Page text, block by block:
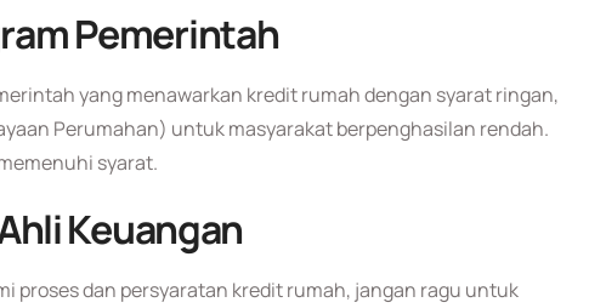
Pemerintah
yang menawarkan kredit rumah dengan syarat ringan,
Perumahan) untuk masyarakat berpenghasilan rendah.
syarat.
Keuangan
proses dan persyaratan kredit rumah, jangan ragu untuk